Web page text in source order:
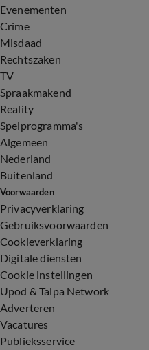
Evenementen
Crime
Misdaad
Rechtszaken
TV
Spraakmakend
Reality
Spelprogramma's
Algemeen
Nederland
Buitenland
Voorwaarden
Privacyverklaring
Gebruiksvoorwaarden
Cookieverklaring
Digitale diensten
Cookie instellingen
Upod & Talpa Network
Adverteren
Vacatures
Publieksservice